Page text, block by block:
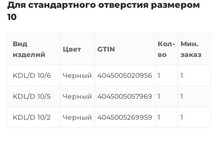
Для стандартного отверстия размером
10
Вид
изделий
Цвет GTIN
Кол-
во
Мин.
заказ
KDL/D 10/6 Черный 4045005020956 1 1
KDL/D 10/5 Черный 4045005057969 1 1
KDL/D 10/2 Черный 4045005269959 1 1